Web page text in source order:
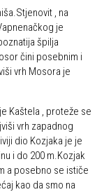
, na
je
špilja
čini posebnim i
vrh Mosora je
Kaštela , proteže se
vrh zapadnog
dio Kozjaka je je
i do 200 m.Kozjak
a posebno se ističe
kao da smo na